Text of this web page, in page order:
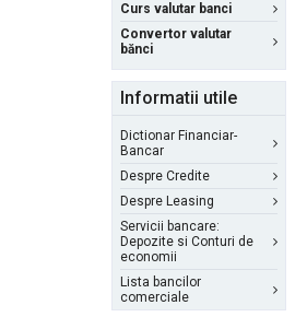
Curs valutar banci
Convertor valutar
bănci
Informatii utile
Dictionar Financiar-
Bancar
Despre Credite
Despre Leasing
Servicii bancare:
Depozite si Conturi de
economii
Lista bancilor
comerciale